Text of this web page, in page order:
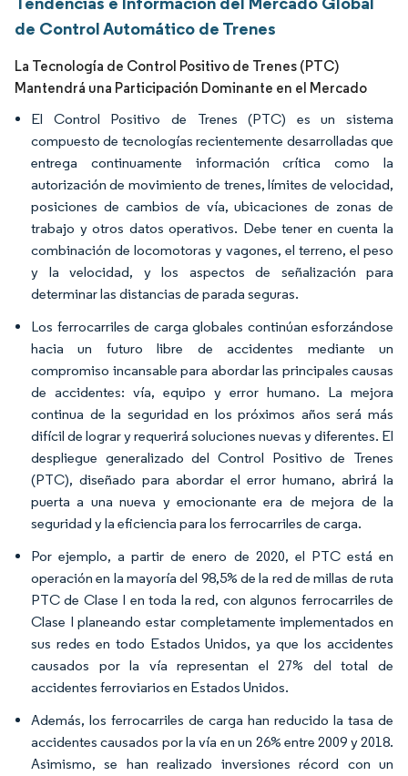
de Control Automático de Trenes
La Tecnología de Control Positivo de Trenes (PTC)
Mantendrá una Participación Dominante en el Mercado
El Control Positivo de Trenes (PTC) es un sistema
compuesto de tecnologías recientemente desarrolladas que
entrega continuamente información crítica como la
autorización de movimiento de trenes, límites de velocidad,
posiciones de cambios de vía, ubicaciones de zonas de
trabajo y otros datos operativos. Debe tener en cuenta la
combinación de locomotoras y vagones, el terreno, el peso
y la velocidad, y los aspectos de señalización para
determinar las distancias de parada seguras.
Los ferrocarriles de carga globales continúan esforzándose
hacia un futuro libre de accidentes mediante un
compromiso incansable para abordar las principales causas
de accidentes: vía, equipo y error humano. La mejora
continua de la seguridad en los próximos años será más
difícil de lograr y requerirá soluciones nuevas y diferentes. El
despliegue generalizado del Control Positivo de Trenes
(PTC), diseñado para abordar el error humano, abrirá la
puerta a una nueva y emocionante era de mejora de la
seguridad y la eficiencia para los ferrocarriles de carga.
Por ejemplo, a partir de enero de 2020, el PTC está en
operación en la mayoría del 98,5% de la red de millas de ruta
PTC de Clase I en toda la red, con algunos ferrocarriles de
Clase I planeando estar completamente implementados en
sus redes en todo Estados Unidos, ya que los accidentes
causados por la vía representan el 27% del total de
accidentes ferroviarios en Estados Unidos.
Además, los ferrocarriles de carga han reducido la tasa de
accidentes causados por la vía en un 26% entre 2009 y 2018.
Asimismo, se han realizado inversiones récord con un